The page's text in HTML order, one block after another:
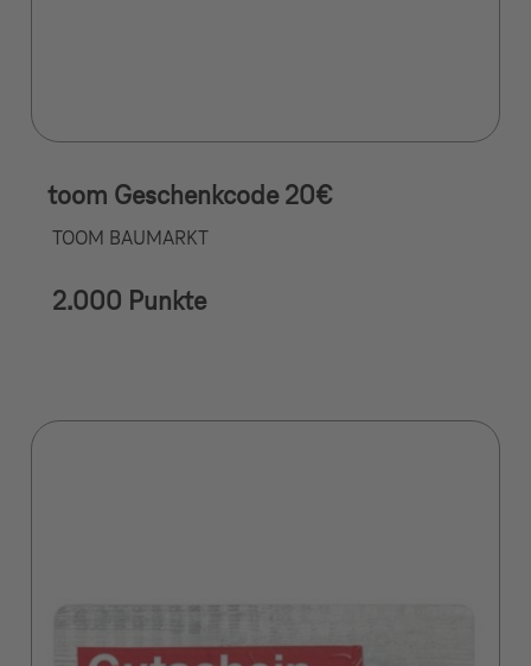
toom Geschenkcode 20€
TOOM BAUMARKT
2.000 Punkte